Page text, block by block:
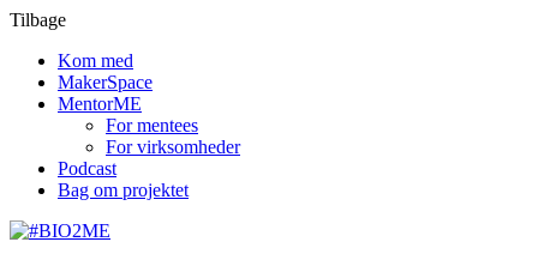
Tilbage
Kom med
MakerSpace
MentorME
For mentees
For virksomheder
Podcast
Bag om projektet